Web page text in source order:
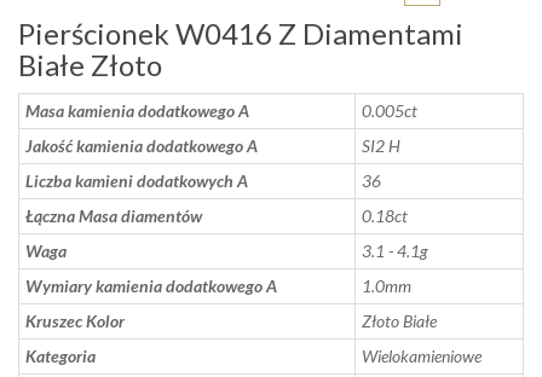
Pierścionek W0416 Z Diamentami
Białe Złoto
Masa kamienia dodatkowego A
0.005ct
Jakość kamienia dodatkowego A
SI2 H
Liczba kamieni dodatkowych A
36
Łączna Masa diamentów
0.18ct
Waga
3.1 - 4.1g
Wymiary kamienia dodatkowego A
1.0mm
Kruszec Kolor
Złoto Białe
Kategoria
Wielokamieniowe